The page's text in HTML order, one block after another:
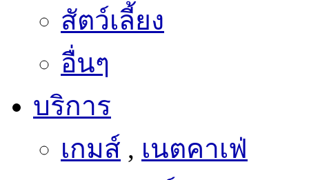
สัตว์เลี้ยง
อื่นๆ
บริการ
เกมส์ , เนตคาเฟ่